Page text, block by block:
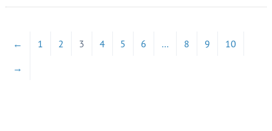
← 1 2 3 4 5 6 … 8 9
10
→